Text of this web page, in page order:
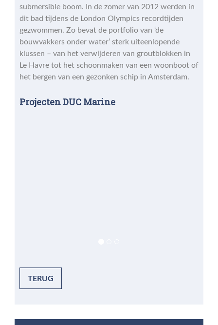
submersible boom. In de zomer van 2012 werden in
dit bad tijdens de London Olympics recordtijden
gezwommen. Zo bevat de portfolio van ‘de
bouwvakkers onder water’ sterk uiteenlopende
klussen – van het verwijderen van groutblokken in
Le Havre tot het schoonmaken van een woonboot of
het bergen van een gezonken schip in Amsterdam.
Projecten DUC Marine
TERUG